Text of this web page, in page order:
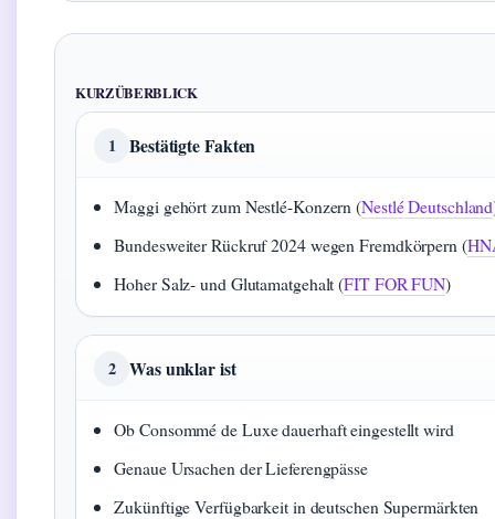
KURZÜBERBLICK
1 Bestätigte Fakten
Maggi gehört zum Nestlé-Konzern (Nestlé Deutschland
Bundesweiter Rückruf 2024 wegen Fremdkörpern (
Hoher Salz- und Glutamatgehalt (FIT FOR FUN)
2 Was unklar ist
Ob Consommé de Luxe dauerhaft eingestellt wird
Genaue Ursachen der Lieferengpässe
Zukünftige Verfügbarkeit in deutschen Supermärkten